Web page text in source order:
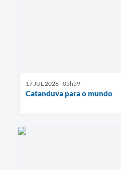
17 JUL 2026 - 05h59
Catanduva para o mundo